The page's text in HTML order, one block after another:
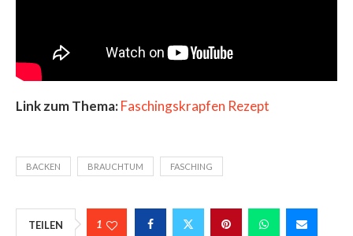
Link zum Thema:Faschingskrapfen Rezept
BACKEN BRAUCHTUM FASCHING
TEILEN 1